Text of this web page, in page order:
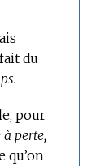
du
pour
à perte,
qu’on